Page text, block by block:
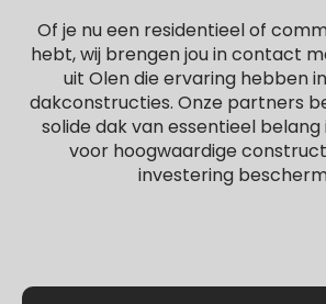
Of je nu een residentieel of
hebt, wij brengen jou in contact
uit Olen die ervaring hebben
dakconstructies. Onze partners
solide dak van essentieel belang
voor hoogwaardige
investering